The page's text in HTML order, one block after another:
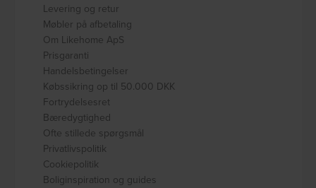
Levering og retur
Møbler på afbetaling
Om Likehome ApS
Prisgaranti
Handelsbetingelser
Købssikring op til 50.000 DKK
Fortrydelsesret
Bæredygtighed
Ofte stillede spørgsmål
Privatlivspolitik
Cookiepolitik
Boliginspiration og guides